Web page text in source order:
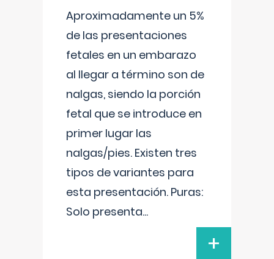
Aproximadamente un 5%
de las presentaciones
fetales en un embarazo
al llegar a término son de
nalgas, siendo la porción
fetal que se introduce en
primer lugar las
nalgas/pies. Existen tres
tipos de variantes para
esta presentación. Puras:
Solo presenta...
+